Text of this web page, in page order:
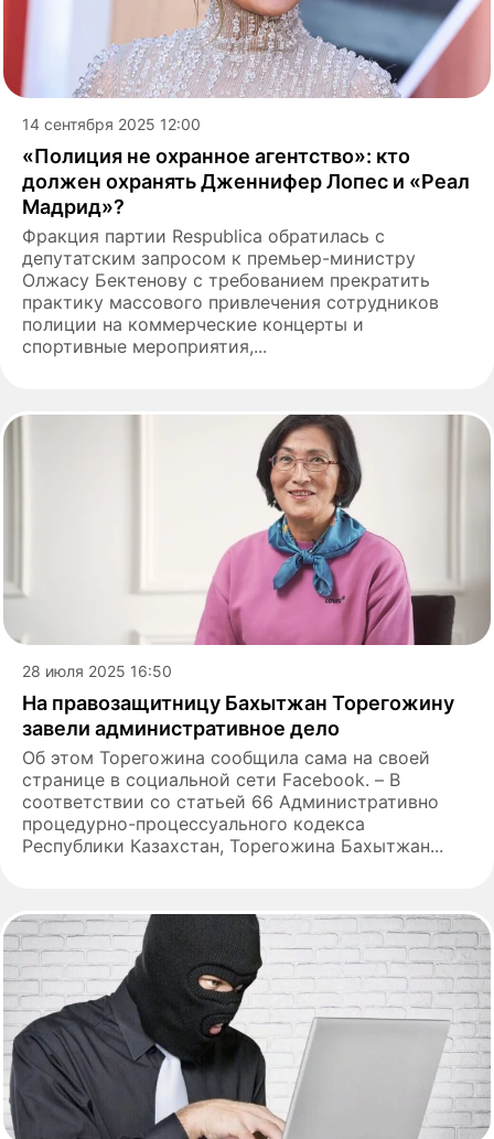
14 сентября 2025 12:00
«Полиция не охранное агентство»: кто
должен охранять Дженнифер Лопес и «Реал
Мадрид»?
Фракция партии Respublica обратилась с
депутатским запросом к премьер-министру
Олжасу Бектенову с требованием прекратить
практику массового привлечения сотрудников
полиции на коммерческие концерты и
спортивные мероприятия,...
28 июля 2025 16:50
На правозащитницу Бахытжан Торегожину
завели административное дело
Об этом Торегожина сообщила сама на своей
странице в социальной сети Facebook. – В
соответствии со статьей 66 Административно
процедурно-процессуального кодекса
Республики Казахстан, Торегожина Бахытжан...